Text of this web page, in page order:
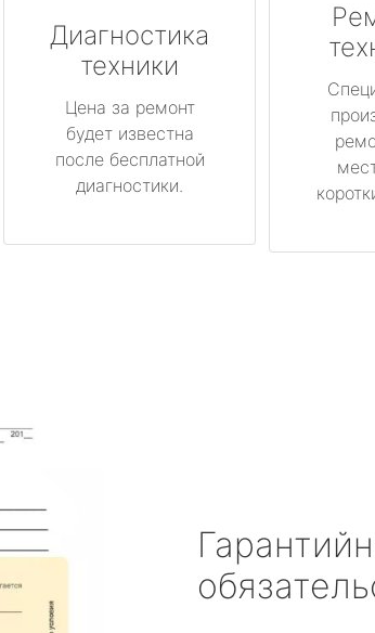
Диагностика
техники
Цена за ремонт
будет известна
после бесплатной
диагностики.